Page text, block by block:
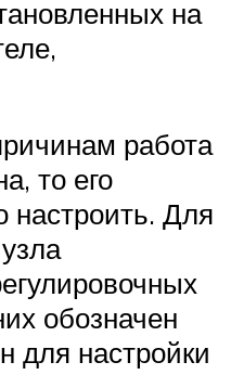
на
работа
то его
настроить. Для
обозначен
для настройки